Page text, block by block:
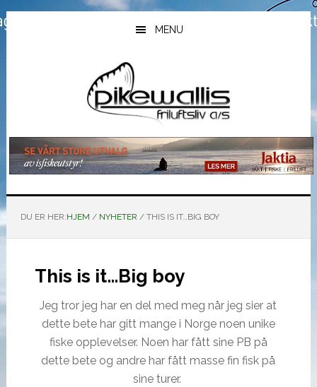
Hopp
til
Hopp
til
Hopp
til
MENU
DU ER HER:HJEM / NYHETER /THIS IS IT…BIG BOY
This is it…Big boy
Jeg tror jeg har en del med meg når jeg sier at
dette bete har gitt mange i Norge noen unike
fiske opplevelser. Noen har fått sine PB på
dette bete og andre har fått masse fin fisk på
sine turer.